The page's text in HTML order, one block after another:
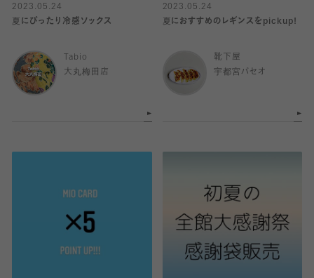
2023.05.24
夏にぴったり冷感ソックス
Tabio
大丸梅田店
2023.05.24
夏におすすめのレギンスをpickup!
靴下屋
宇都宮パセオ